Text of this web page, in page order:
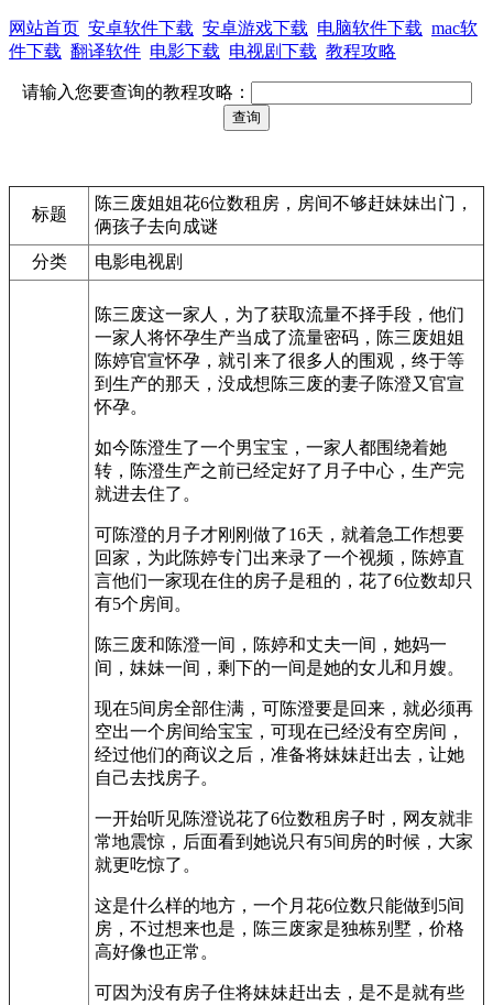
网站首页 安卓软件下载 安卓游戏下载 电脑软件下载 mac软
件下载 翻译软件 电影下载 电视剧下载 教程攻略
请输入您要查询的教程攻略：
标题
陈三废姐姐花6位数租房，房间不够赶妹妹出门，
俩孩子去向成谜
分类
电影电视剧
陈三废这一家人，为了获取流量不择手段，他们
一家人将怀孕生产当成了流量密码，陈三废姐姐
陈婷官宣怀孕，就引来了很多人的围观，终于等
到生产的那天，没成想陈三废的妻子陈澄又官宣
怀孕。
如今陈澄生了一个男宝宝，一家人都围绕着她
转，陈澄生产之前已经定好了月子中心，生产完
就进去住了。
可陈澄的月子才刚刚做了16天，就着急工作想要
回家，为此陈婷专门出来录了一个视频，陈婷直
言他们一家现在住的房子是租的，花了6位数却只
有5个房间。
陈三废和陈澄一间，陈婷和丈夫一间，她妈一
间，妹妹一间，剩下的一间是她的女儿和月嫂。
现在5间房全部住满，可陈澄要是回来，就必须再
空出一个房间给宝宝，可现在已经没有空房间，
经过他们的商议之后，准备将妹妹赶出去，让她
自己去找房子。
一开始听见陈澄说花了6位数租房子时，网友就非
常地震惊，后面看到她说只有5间房的时候，大家
就更吃惊了。
这是什么样的地方，一个月花6位数只能做到5间
房，不过想来也是，陈三废家是独栋别墅，价格
高好像也正常。
可因为没有房子住将妹妹赶出去，是不是就有些